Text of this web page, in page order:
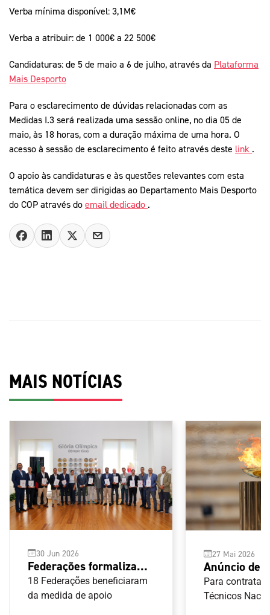
Verba mínima disponível: 3,1M€
Verba a atribuir: de 1 000€ a 22 500€
Candidaturas: de 5 de maio a 6 de julho, através da Plataforma
Mais Desporto
Para o esclarecimento de dúvidas relacionadas com as
Medidas I.3 será realizada uma sessão online, no dia 05 de
maio, às 18 horas, com a duração máxima de uma hora. O
acesso à sessão de esclarecimento é feito através deste link .
O apoio às candidaturas e às questões relevantes com esta
temática devem ser dirigidas ao Departamento Mais Desporto
do COP através do email dedicado .
MAIS NOTÍCIAS
30 Jun 2026
Federações formalizam
contratos da segunda
fase de apoio à
18 Federações beneficiaram
da medida de apoio
27 Mai 2026
Anúncio de
2ª fase de
Para
Técnicos